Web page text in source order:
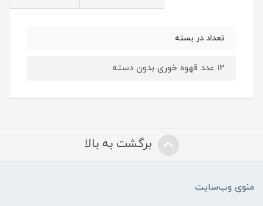
تعداد در بسته
12 عدد قهوه خوری بدون دسته
برگشت به بالا
منوی وب‌سایت